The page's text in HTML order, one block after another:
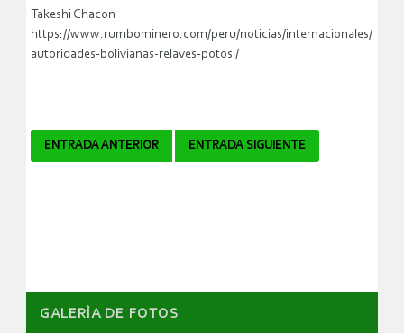
Takeshi Chacon
https://www.rumbominero.com/peru/noticias/internacionales/
autoridades-bolivianas-relaves-potosi/
Navegador
ENTRADA ANTERIOR ENTRADA SIGUIENTE
GALERÌA DE FOTOS